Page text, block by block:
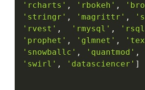
'rcharts' , 'rbokeh' ,
'stringr' , 'magrittr' ,
'rvest' , 'rmysql' ,
'prophet' , 'glmnet' ,
'snowballc' , 'quantmod' ,
'swirl' , 'datasciencer' ]